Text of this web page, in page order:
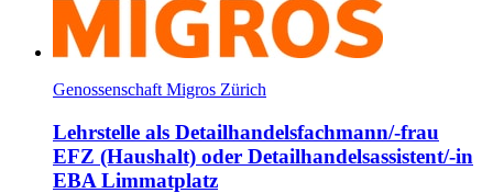
Genossenschaft Migros Zürich
Lehrstelle als Detailhandels­fachmann/​-frau
EFZ (Haushalt) oder Detailhandels­assistent/​-in
EBA Limmatplatz